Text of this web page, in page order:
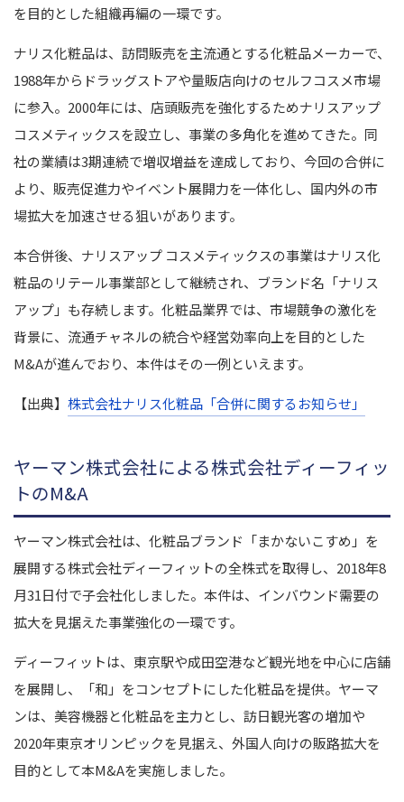
を目的とした組織再編の一環です。
ナリス化粧品は、訪問販売を主流通とする化粧品メーカーで、
1988年からドラッグストアや量販店向けのセルフコスメ市場
に参入。2000年には、店頭販売を強化するためナリスアップ
コスメティックスを設立し、事業の多角化を進めてきた。同
社の業績は3期連続で増収増益を達成しており、今回の合併に
より、販売促進力やイベント展開力を一体化し、国内外の市
場拡大を加速させる狙いがあります。
本合併後、ナリスアップ コスメティックスの事業はナリス化
粧品のリテール事業部として継続され、ブランド名「ナリス
アップ」も存続します。化粧品業界では、市場競争の激化を
背景に、流通チャネルの統合や経営効率向上を目的とした
M&Aが進んでおり、本件はその一例といえます。
【出典】 株式会社ナリス化粧品「合併に関するお知らせ」
ヤーマン株式会社による株式会社ディーフィッ
トのM&A
ヤーマン株式会社は、化粧品ブランド「まかないこすめ」を
展開する株式会社ディーフィットの全株式を取得し、2018年8
月31日付で子会社化しました。本件は、インバウンド需要の
拡大を見据えた事業強化の一環です。
ディーフィットは、東京駅や成田空港など観光地を中心に店舗
を展開し、「和」をコンセプトにした化粧品を提供。ヤーマ
ンは、美容機器と化粧品を主力とし、訪日観光客の増加や
2020年東京オリンピックを見据え、外国人向けの販路拡大を
目的として本M&Aを実施しました。